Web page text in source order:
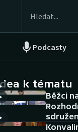
Podcasty
NEPŘEHLÉDNĚTE
Historické
Aplikace ČT
k tématu
Běžci